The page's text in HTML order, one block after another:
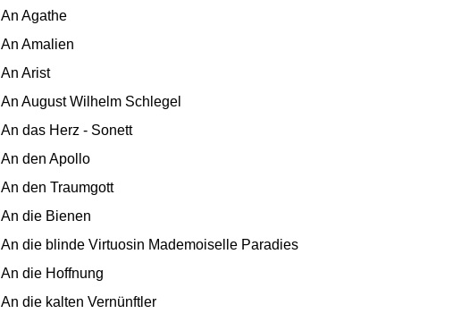
An Agathe
An Amalien
An Arist
An August Wilhelm Schlegel
An das Herz - Sonett
An den Apollo
An den Traumgott
An die Bienen
An die blinde Virtuosin Mademoiselle Paradies
An die Hoffnung
An die kalten Vernünftler